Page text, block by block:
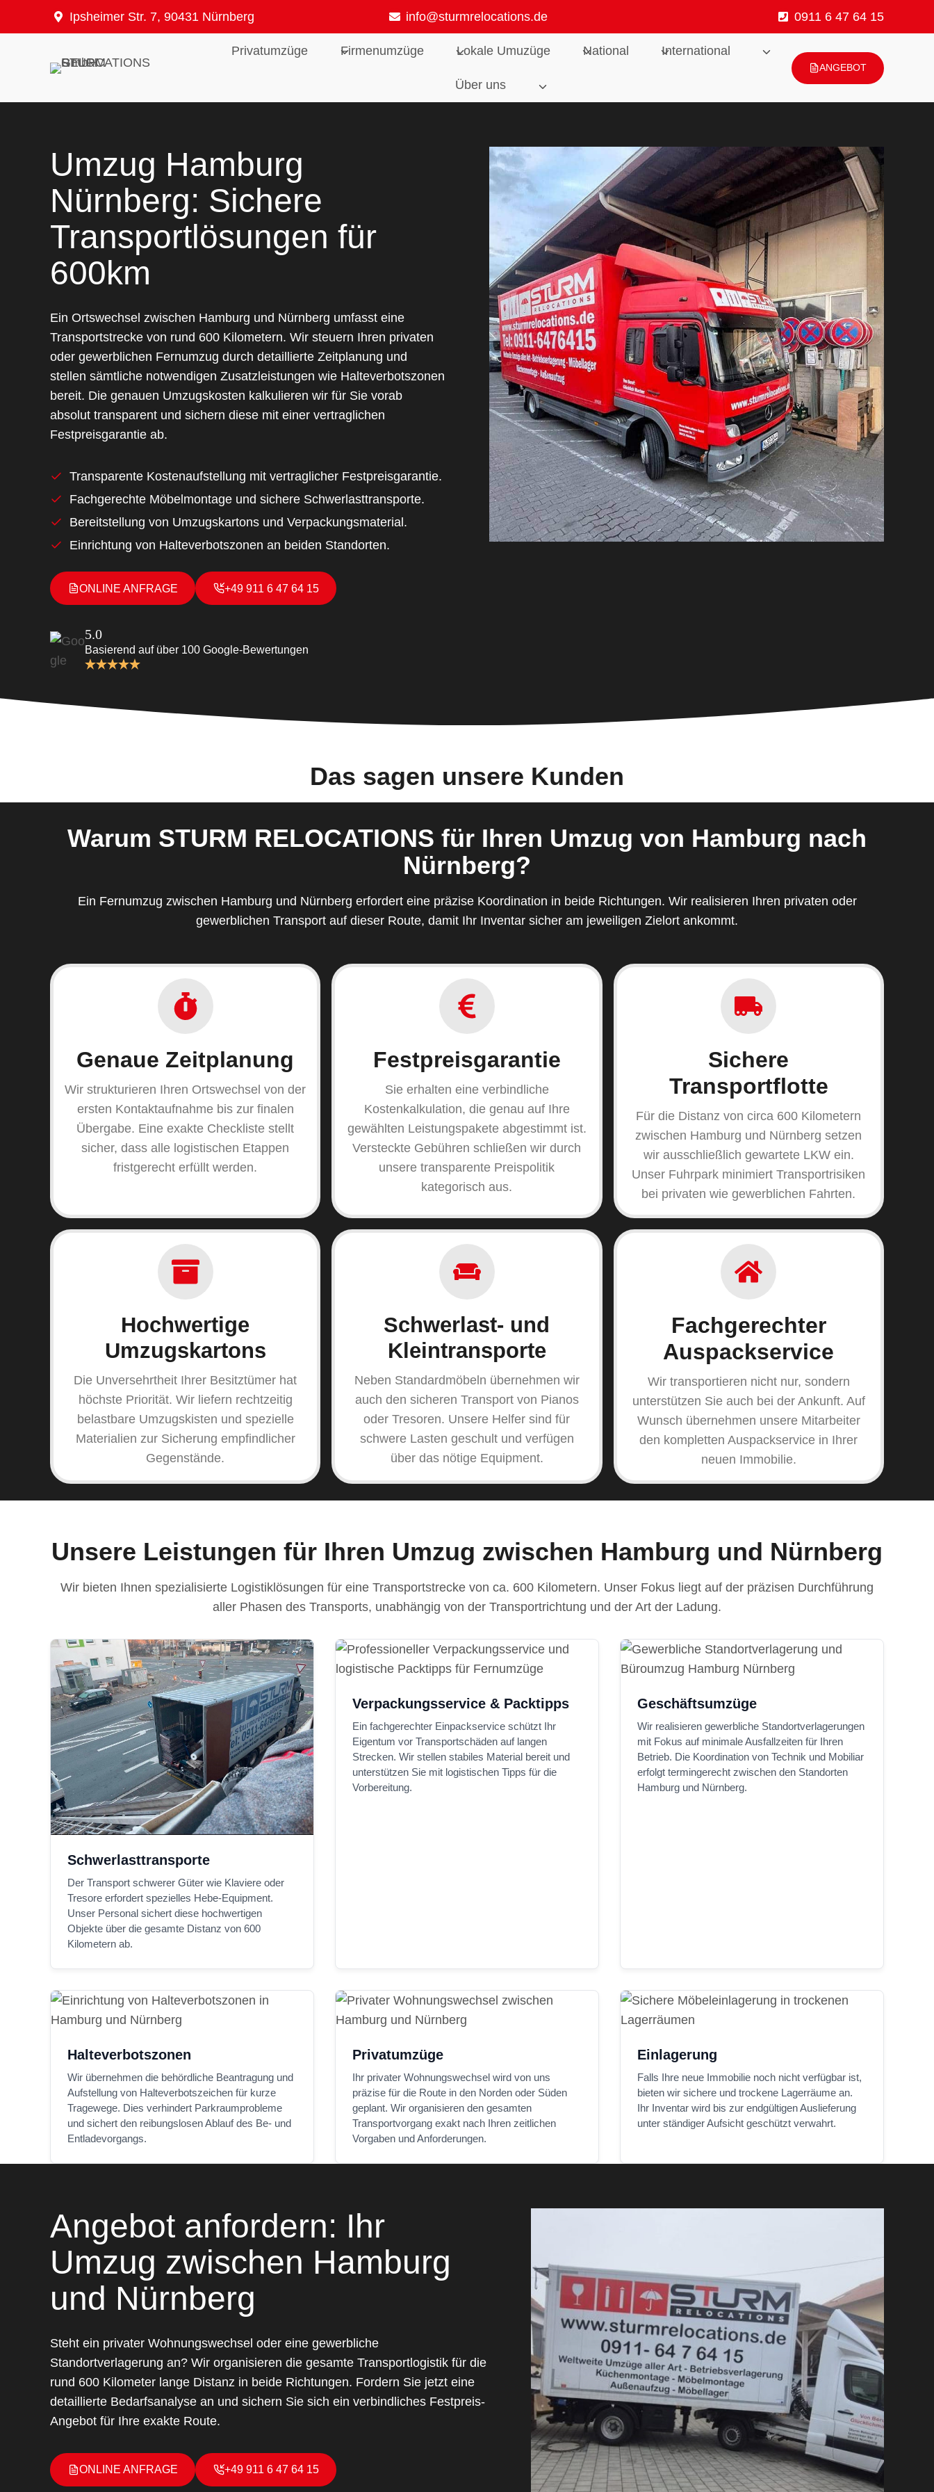
Ipsheimer Str. 7, 90431 Nürnberg info@sturmrelocations.de 0911 6 47 64 15
Privatumzüge Firmenumzüge Lokale Umuzüge National International
Über uns
ANGEBOT
Umzug Hamburg
Nürnberg: Sichere
Transportlösungen für
600km
Ein Ortswechsel zwischen Hamburg und Nürnberg umfasst eine
Transportstrecke von rund 600 Kilometern. Wir steuern Ihren privaten
oder gewerblichen Fernumzug durch detaillierte Zeitplanung und
stellen sämtliche notwendigen Zusatzleistungen wie Halteverbotszonen
bereit. Die genauen Umzugskosten kalkulieren wir für Sie vorab
absolut transparent und sichern diese mit einer vertraglichen
Festpreisgarantie ab.
Transparente Kostenaufstellung mit vertraglicher Festpreisgarantie.
Fachgerechte Möbelmontage und sichere Schwerlasttransporte.
Bereitstellung von Umzugskartons und Verpackungsmaterial.
Einrichtung von Halteverbotszonen an beiden Standorten.
ONLINE ANFRAGE +49 911 6 47 64 15
5.0
Basierend auf über 100 Google-Bewertungen
Das sagen unsere Kunden
Warum STURM RELOCATIONS für Ihren Umzug von Hamburg nach
Nürnberg?
Ein Fernumzug zwischen Hamburg und Nürnberg erfordert eine präzise Koordination in beide Richtungen. Wir realisieren Ihren privaten oder
gewerblichen Transport auf dieser Route, damit Ihr Inventar sicher am jeweiligen Zielort ankommt.
Genaue Zeitplanung
Wir strukturieren Ihren Ortswechsel von der
ersten Kontaktaufnahme bis zur finalen
Übergabe. Eine exakte Checkliste stellt
sicher, dass alle logistischen Etappen
fristgerecht erfüllt werden.
Festpreisgarantie
Sie erhalten eine verbindliche
Kostenkalkulation, die genau auf Ihre
gewählten Leistungspakete abgestimmt ist.
Versteckte Gebühren schließen wir durch
unsere transparente Preispolitik
kategorisch aus.
Sichere
Transportflotte
Für die Distanz von circa 600 Kilometern
zwischen Hamburg und Nürnberg setzen
wir ausschließlich gewartete LKW ein.
Unser Fuhrpark minimiert Transportrisiken
bei privaten wie gewerblichen Fahrten.
Hochwertige
Umzugskartons
Die Unversehrtheit Ihrer Besitztümer hat
höchste Priorität. Wir liefern rechtzeitig
belastbare Umzugskisten und spezielle
Materialien zur Sicherung empfindlicher
Gegenstände.
Schwerlast- und
Kleintransporte
Neben Standardmöbeln übernehmen wir
auch den sicheren Transport von Pianos
oder Tresoren. Unsere Helfer sind für
schwere Lasten geschult und verfügen
über das nötige Equipment.
Fachgerechter
Auspackservice
Wir transportieren nicht nur, sondern
unterstützen Sie auch bei der Ankunft. Auf
Wunsch übernehmen unsere Mitarbeiter
den kompletten Auspackservice in Ihrer
neuen Immobilie.
Unsere Leistungen für Ihren Umzug zwischen Hamburg und Nürnberg
Wir bieten Ihnen spezialisierte Logistiklösungen für eine Transportstrecke von ca. 600 Kilometern. Unser Fokus liegt auf der präzisen Durchführung
aller Phasen des Transports, unabhängig von der Transportrichtung und der Art der Ladung.
Schwerlasttransporte
Der Transport schwerer Güter wie Klaviere oder
Tresore erfordert spezielles Hebe-Equipment.
Unser Personal sichert diese hochwertigen
Objekte über die gesamte Distanz von 600
Kilometern ab.
Verpackungsservice & Packtipps
Ein fachgerechter Einpackservice schützt Ihr
Eigentum vor Transportschäden auf langen
Strecken. Wir stellen stabiles Material bereit und
unterstützen Sie mit logistischen Tipps für die
Vorbereitung.
Geschäftsumzüge
Wir realisieren gewerbliche Standortverlagerungen
mit Fokus auf minimale Ausfallzeiten für Ihren
Betrieb. Die Koordination von Technik und Mobiliar
erfolgt termingerecht zwischen den Standorten
Hamburg und Nürnberg.
Halteverbotszonen
Wir übernehmen die behördliche Beantragung und
Aufstellung von Halteverbotszeichen für kurze
Tragewege. Dies verhindert Parkraumprobleme
und sichert den reibungslosen Ablauf des Be- und
Entladevorgangs.
Privatumzüge
Ihr privater Wohnungswechsel wird von uns
präzise für die Route in den Norden oder Süden
geplant. Wir organisieren den gesamten
Transportvorgang exakt nach Ihren zeitlichen
Vorgaben und Anforderungen.
Einlagerung
Falls Ihre neue Immobilie noch nicht verfügbar ist,
bieten wir sichere und trockene Lagerräume an.
Ihr Inventar wird bis zur endgültigen Auslieferung
unter ständiger Aufsicht geschützt verwahrt.
Angebot anfordern: Ihr
Umzug zwischen Hamburg
und Nürnberg
Steht ein privater Wohnungswechsel oder eine gewerbliche
Standortverlagerung an? Wir organisieren die gesamte Transportlogistik für die
rund 600 Kilometer lange Distanz in beide Richtungen. Fordern Sie jetzt eine
detaillierte Bedarfsanalyse an und sichern Sie sich ein verbindliches Festpreis-
Angebot für Ihre exakte Route.
ONLINE ANFRAGE +49 911 6 47 64 15